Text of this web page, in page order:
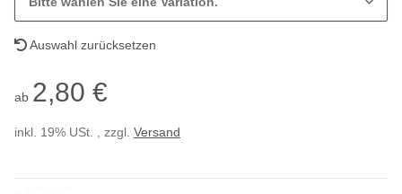
Auswahl zurücksetzen
ab 2,80 €
inkl. 19% USt. , zzgl. Versand